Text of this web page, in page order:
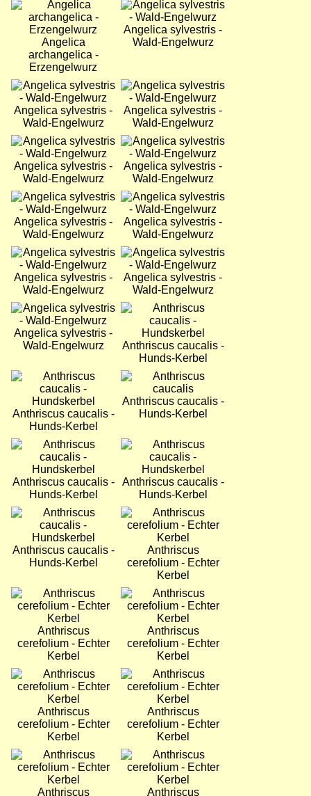
Bild
Angelica
archangelica -
Erzengelwurz
Bild
Angelica sylvestris -
Wald-Engelwurz
Bild
Angelica sylvestris -
Wald-Engelwurz
Bild
Angelica sylvestris -
Wald-Engelwurz
Bild
Angelica sylvestris -
Wald-Engelwurz
Bild
Angelica sylvestris -
Wald-Engelwurz
Bild
Angelica sylvestris -
Wald-Engelwurz
Bild
Angelica sylvestris -
Wald-Engelwurz
Bild
Angelica sylvestris -
Wald-Engelwurz
Bild
Angelica sylvestris -
Wald-Engelwurz
Bild
Angelica sylvestris -
Wald-Engelwurz
Bild
Anthriscus caucalis -
Hunds-Kerbel
Bild
Anthriscus caucalis -
Hunds-Kerbel
Bild
Anthriscus caucalis -
Hunds-Kerbel
Bild
Anthriscus caucalis -
Hunds-Kerbel
Bild
Anthriscus caucalis -
Hunds-Kerbel
Bild
Anthriscus caucalis -
Hunds-Kerbel
Bild
Anthriscus
cerefolium - Echter
Kerbel
Bild
Anthriscus
cerefolium - Echter
Kerbel
Bild
Anthriscus
cerefolium - Echter
Kerbel
Bild
Anthriscus
cerefolium - Echter
Kerbel
Bild
Anthriscus
cerefolium - Echter
Kerbel
Bild
Anthriscus
Bild
Anthriscus